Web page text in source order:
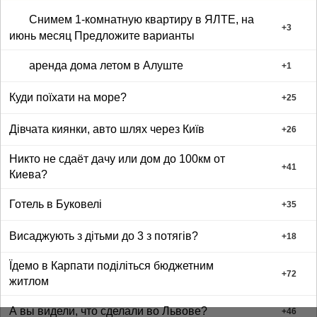
Снимем 1-комнатную квартиру в ЯЛТЕ, на
июнь месяц Предложите варианты
+3
аренда дома летом в Алуште +1
Куди поїхати на море? +25
Дівчата киянки, авто шлях через Київ +26
Никто не сдаёт дачу или дом до 100км от
Киева?
+41
Готель в Буковелі +35
Висаджують з дітьми до 3 з потягів? +18
Їдемо в Карпати поділіться бюджетним
житлом
+72
А вы видели, что сделали во Львове? +46